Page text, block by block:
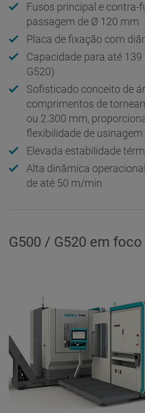
Fusos principal e contra-
passagem de Ø 120 mm
Placa de fixação com
Capacidade para até
G520)
Sofisticado conceito de
comprimentos de
ou 2.300 mm,
flexibilidade de usinagem
Elevada estabilidade
Alta dinâmica
de até 50 m/min
G500 / G520 em foco